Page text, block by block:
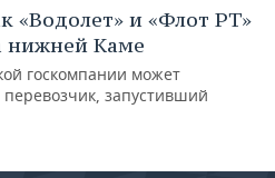
«Водолет» и «Флот РТ»
нижней Каме
госкомпании может
запустивший